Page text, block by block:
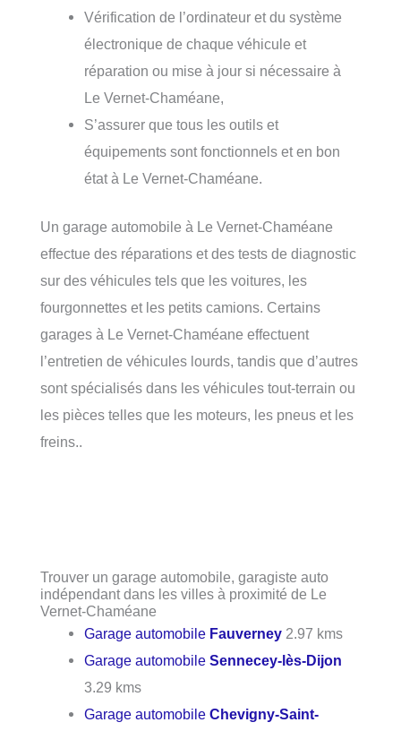
Vérification de l’ordinateur et du système
électronique de chaque véhicule et
réparation ou mise à jour si nécessaire à
Le Vernet-Chaméane,
S’assurer que tous les outils et
équipements sont fonctionnels et en bon
état à Le Vernet-Chaméane.
Un garage automobile à Le Vernet-Chaméane
effectue des réparations et des tests de diagnostic
sur des véhicules tels que les voitures, les
fourgonnettes et les petits camions. Certains
garages à Le Vernet-Chaméane effectuent
l’entretien de véhicules lourds, tandis que d’autres
sont spécialisés dans les véhicules tout-terrain ou
les pièces telles que les moteurs, les pneus et les
freins..
Trouver un garage automobile, garagiste auto
indépendant dans les villes à proximité de Le
Vernet-Chaméane
Garage automobile Fauverney 2.97 kms
Garage automobileSennecey-lès-Dijon
3.29 kms
Garage automobileChevigny-Saint-